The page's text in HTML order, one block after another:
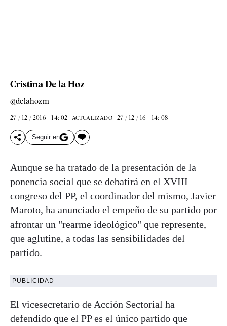
Cristina De la Hoz
@delahozm
27 / 12 / 2016 - 14: 02 ACTUALIZADO 27 / 12 / 16 - 14: 08
Seguir en
Aunque se ha tratado de la presentación de la
ponencia social que se debatirá en el XVIII
congreso del PP, el coordinador del mismo, Javier
Maroto, ha anunciado el empeño de su partido por
afrontar un "rearme ideológico" que represente,
que aglutine, a todas las sensibilidades del
partido.
PUBLICIDAD
El vicesecretario de Acción Sectorial ha
defendido que el PP es el único partido que